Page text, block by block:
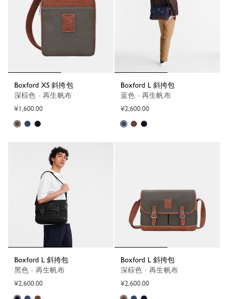
Boxford XS 斜挎包
深棕色 - 再生帆布
¥1,600.00
Boxford L 斜挎包
蓝色 - 再生帆布
¥2,600.00
Boxford L 斜挎包
黑色 - 再生帆布
¥2,600.00
Boxford L 斜挎包
深棕色 - 再生帆布
¥2,600.00